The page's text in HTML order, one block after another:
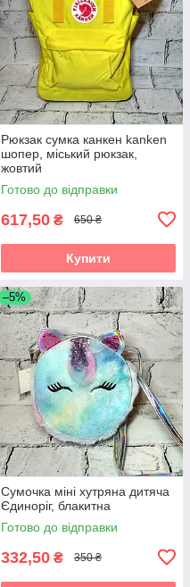
Рюкзак сумка канкен kanken
шопер, міський рюкзак,
жовтий
Готово до відправки
617,50 ₴ 650 ₴
Купити
–5%
Сумочка міні хутряна дитяча
Єдиноріг, блакитна
Готово до відправки
332,50 ₴ 350 ₴